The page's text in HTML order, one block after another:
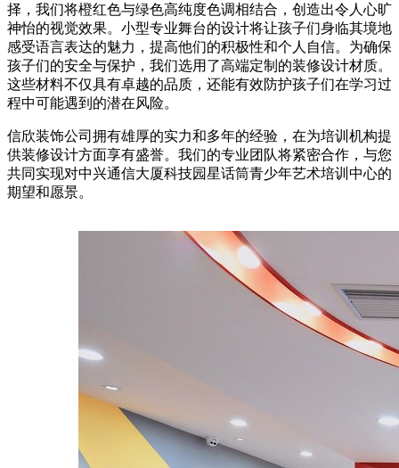
择，我们将橙红色与绿色高纯度色调相结合，创造出令人心旷
神怡的视觉效果。小型专业舞台的设计将让孩子们身临其境地
感受语言表达的魅力，提高他们的积极性和个人自信。为确保
孩子们的安全与保护，我们选用了高端定制的装修设计材质。
这些材料不仅具有卓越的品质，还能有效防护孩子们在学习过
程中可能遇到的潜在风险。
信欣装饰公司拥有雄厚的实力和多年的经验，在为培训机构提
供装修设计方面享有盛誉。我们的专业团队将紧密合作，与您
共同实现对中兴通信大厦科技园星话筒青少年艺术培训中心的
期望和愿景。